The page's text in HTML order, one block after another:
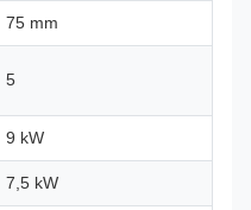
75 mm
5
9 kW
7,5 kW